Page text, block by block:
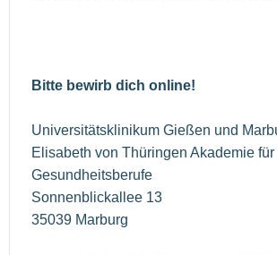
Bitte bewirb dich online!
Universitätsklinikum Gießen und
Elisabeth von Thüringen Akademie für
Gesundheitsberufe
Sonnenblickallee 13
35039 Marburg